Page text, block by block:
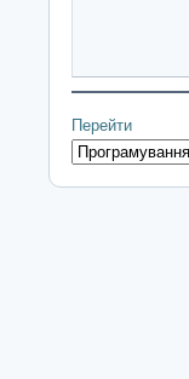
Перейти